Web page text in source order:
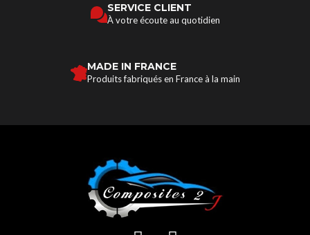
SERVICE CLIENT
À votre écoute au quotidien
MADE IN FRANCE
Produits fabriqués en France à la main